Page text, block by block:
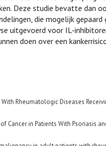
Deze studie bevatte dan
die mogelijk gepaard
uitgevoerd voor IL-
doen over een
Rheumatologic Diseases
Cancer in Patients With Psoriasis